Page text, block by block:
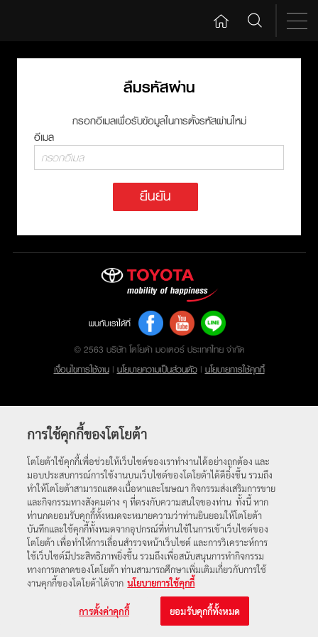
ลืมรหัสผ่าน
กรอกอีเมลเพื่อรับข้อมูลในการตั้งรหัสผ่านใหม่
อีเมล
ยืนยัน
พบกับเราได้ที่
© 2563 บริษัท โตโยต้า มอเตอร์ ประเทศไทย จำกัด
เงื่อนไขการใช้งาน| นโยบายความเป็นส่วนตัว| นโยบายการใช้คุกกี้
การใช้คุกกี้ของโตโยต้า
โตโยต้าใช้คุกกี้เพื่อช่วยให้เว็บไซต์ของเราทำงานได้อย่างถูกต้อง และ
มอบประสบการณ์การใช้งานบนเว็บไซต์ของโตโยต้าได้ดียิ่งขึ้น รวมถึง
ทำให้โตโยต้าสามารถแสดงเนื้อหาและโฆษณา กิจกรรมส่งเสริมการขาย
และกิจกรรมทางสังคมต่าง ๆ ที่ตรงกับความสนใจของท่าน ทั้งนี้ หาก
ท่านกดยอมรับคุกกี้ทั้งหมดจะหมายความว่าท่านยินยอมให้โตโยต้า
บันทึกและใช้คุกกี้ทั้งหมดจากอุปกรณ์ที่ท่านใช้ในการเข้าเว็บไซต์ของ
โตโยต้า เพื่อทำให้การเลื่อนสำรวจหน้าเว็บไซต์ และการวิเคราะห์การ
ใช้เว็บไซต์มีประสิทธิภาพยิ่งขึ้น รวมถึงเพื่อสนับสนุนการทำกิจกรรม
ทางการตลาดของโตโยต้า ท่านสามารถศึกษาเพิ่มเติมเกี่ยวกับการใช้
งานคุกกี้ของโตโยต้าได้จาก นโยบายการใช้คุกกี้
การตั้งค่าคุกกี้ ยอมรับคุกกี้ทั้งหมด